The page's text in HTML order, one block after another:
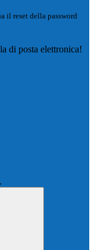
il reset della password
di posta elettronica!